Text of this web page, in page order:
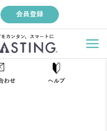
会員登録
カンタン、スマートに
わせ ヘルプ